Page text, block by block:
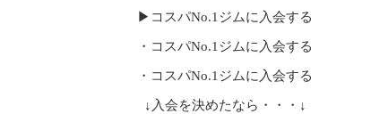
▶コスパNo.1ジムに入会する
・コスパNo.1ジムに入会する
・コスパNo.1ジムに入会する
↓入会を決めたなら・・・↓